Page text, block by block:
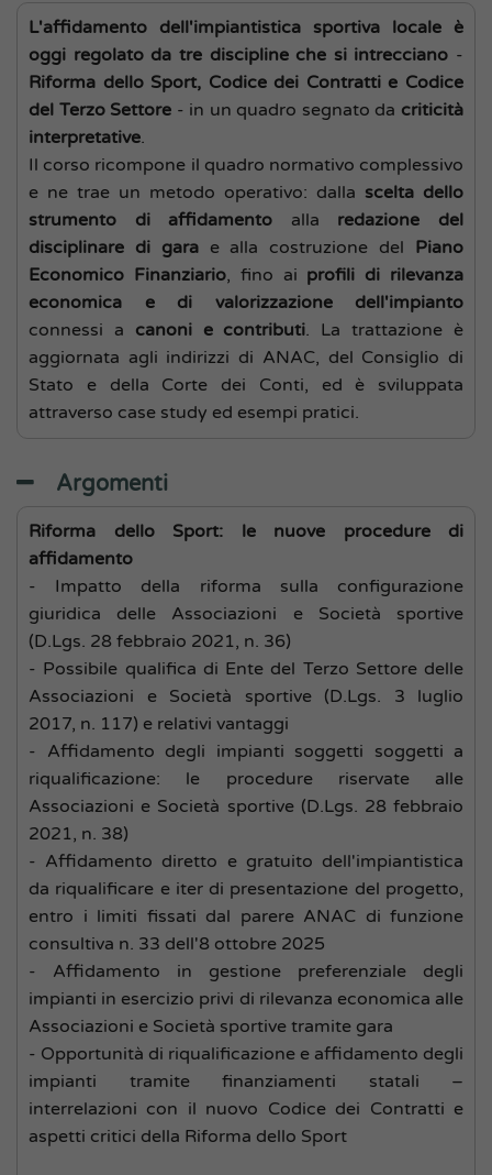
L'affidamento dell'impiantistica sportiva locale è
oggi regolato da tre discipline che si intrecciano -
Riforma dello Sport, Codice dei Contratti e Codice
del Terzo Settore - in un quadro segnato da criticità
interpretative.
Il corso ricompone il quadro normativo complessivo
e ne trae un metodo operativo: dalla scelta dello
strumento di affidamento alla redazione del
disciplinare di garae alla costruzione del Piano
Economico Finanziario, fino ai profili di rilevanza
economica e di valorizzazione dell'impianto
connessi a canoni e contributi. La trattazione è
aggiornata agli indirizzi di ANAC, del Consiglio di
Stato e della Corte dei Conti, ed è sviluppata
attraverso case study ed esempi pratici.
Argomenti
Riforma dello Sport: le nuove procedure di
affidamento
- Impatto della riforma sulla configurazione
giuridica delle Associazioni e Società sportive
(D.Lgs. 28 febbraio 2021, n. 36)
- Possibile qualifica di Ente del Terzo Settore delle
Associazioni e Società sportive (D.Lgs. 3 luglio
2017, n. 117) e relativi vantaggi
- Affidamento degli impianti soggetti soggetti a
riqualificazione: le procedure riservate alle
Associazioni e Società sportive (D.Lgs. 28 febbraio
2021, n. 38)
- Affidamento diretto e gratuito dell'impiantistica
da riqualificare e iter di presentazione del progetto,
entro i limiti fissati dal parere ANAC di funzione
consultiva n. 33 dell'8 ottobre 2025
- Affidamento in gestione preferenziale degli
impianti in esercizio privi di rilevanza economica alle
Associazioni e Società sportive tramite gara
- Opportunità di riqualificazione e affidamento degli
impianti tramite finanziamenti statali –
interrelazioni con il nuovo Codice dei Contratti e
aspetti critici della Riforma dello Sport